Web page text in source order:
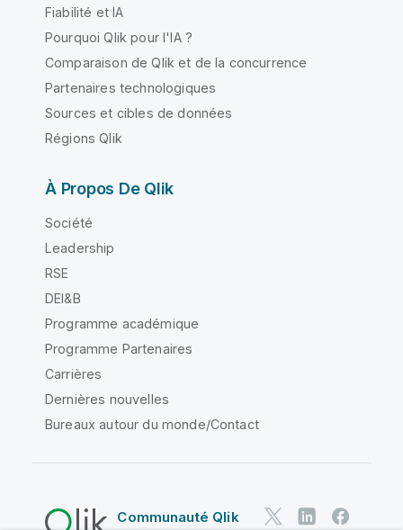
Fiabilité et IA
Pourquoi Qlik pour l'IA ?
Comparaison de Qlik et de la concurrence
Partenaires technologiques
Sources et cibles de données
Régions Qlik
À Propos De Qlik
Société
Leadership
RSE
DEI&B
Programme académique
Programme Partenaires
Carrières
Dernières nouvelles
Bureaux autour du monde/Contact
Communauté Qlik